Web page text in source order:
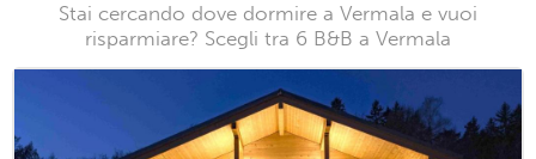
Stai cercando dove dormire a Vermala e vuoi
risparmiare? Scegli tra 6 B&B a Vermala